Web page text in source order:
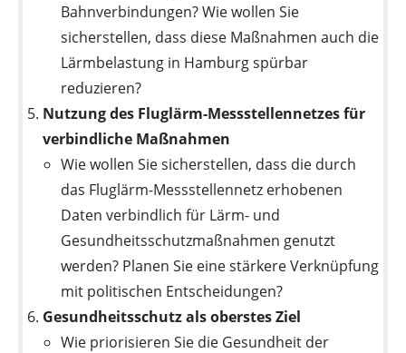
Bahnverbindungen? Wie wollen Sie
sicherstellen, dass diese Maßnahmen auch die
Lärmbelastung in Hamburg spürbar
reduzieren?
Nutzung des Fluglärm-Messstellennetzes für
verbindliche Maßnahmen
Wie wollen Sie sicherstellen, dass die durch
das Fluglärm-Messstellennetz erhobenen
Daten verbindlich für Lärm- und
Gesundheitsschutzmaßnahmen genutzt
werden? Planen Sie eine stärkere Verknüpfung
mit politischen Entscheidungen?
Gesundheitsschutz als oberstes Ziel
Wie priorisieren Sie die Gesundheit der